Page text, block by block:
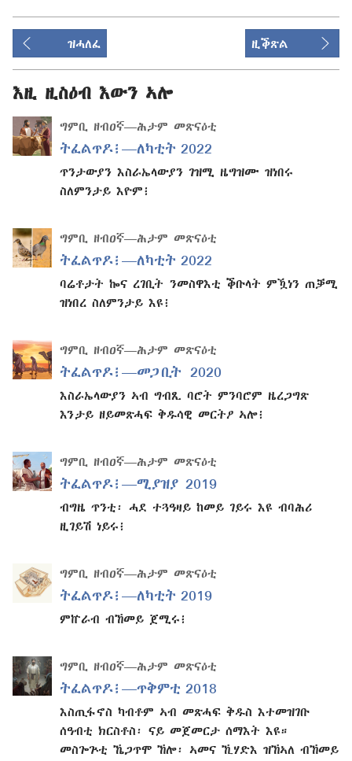
ዝሓለፈ ዚቕጽል
እዚ ዚስዕብ እውን ኣሎ
ግምቢ ዘብዐኛ—ሕታም መጽናዕቲ
ትፈልጥዶ፧—ለካቲት 2022
ጥንታውያን እስራኤላውያን ገዝሚ ዜግዝሙ ዝነበሩ
ስለምንታይ እዮም፧
ግምቢ ዘብዐኛ—ሕታም መጽናዕቲ
ትፈልጥዶ፧—ለካቲት 2022
ባሬቶታት ኰና ረገቢት ንመስዋእቲ ቕቡላት ምዃነን ጠቓሚ
ዝነበረ ስለምንታይ እዩ፧
ግምቢ ዘብዐኛ—ሕታም መጽናዕቲ
ትፈልጥዶ፧—መጋቢት 2020
እስራኤላውያን ኣብ ግብጺ ባሮት ምንባሮም ዜረጋግጽ
እንታይ ዘይመጽሓፍ ቅዱሳዊ መርትዖ ኣሎ፧
ግምቢ ዘብዐኛ—ሕታም መጽናዕቲ
ትፈልጥዶ፧—ሚያዝያ 2019
ብግዜ ጥንቲ፡ ሓደ ተጓዓዛይ ከመይ ገይሩ እዩ ብባሕሪ
ዚገይሽ ነይሩ፧
ግምቢ ዘብዐኛ—ሕታም መጽናዕቲ
ትፈልጥዶ፧—ለካቲት 2019
ምኵራብ ብኸመይ ጀሚሩ፧
ግምቢ ዘብዐኛ—ሕታም መጽናዕቲ
ትፈልጥዶ፧—ጥቅምቲ 2018
እስጢፋኖስ ካብቶም ኣብ መጽሓፍ ቅዱስ እተመዝገቡ
ሰዓብቲ ክርስቶስ፡ ናይ መጀመርታ ሰማእት እዩ።
መስጐጕቲ ኼጋጥሞ ኸሎ፡ ኣመና ኺሃድእ ዝኸኣለ ብኸመይ